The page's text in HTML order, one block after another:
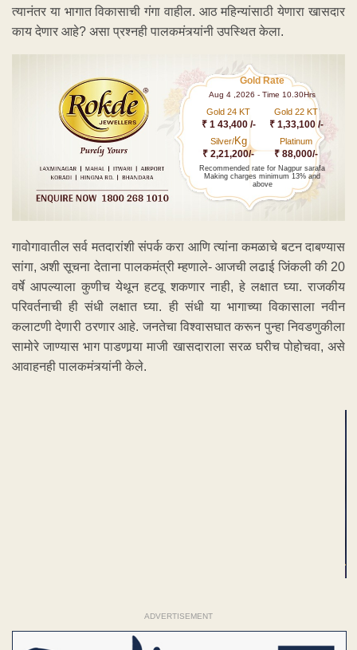
त्यानंतर या भागात विकासाची गंगा वाहील. आठ महिन्यांसाठी येणारा खासदार
काय देणार आहे? असा प्रश्‍नही पालकमंत्र्यांनी उपस्थित केला.
Gold Rate
Aug 4 ,2026 - Time 10.30Hrs
Gold 24 KT
₹ 1 43,400 /-
Gold 22 KT
₹ 1,33,100 /-
Silver/Kg
₹ 2,21,200/-
Platinum
₹ 88,000/-
Recommended rate for Nagpur sarafa
Making charges minimum 13% and
above
गावोगावातील सर्व मतदारांशी संपर्क करा आणि त्यांना कमळाचे बटन दाबण्यास
सांगा, अशी सूचना देताना पालकमंत्री म्हणाले- आजची लढाई जिंकली की 20
वर्षे आपल्याला कुणीच येथून हटवू शकणार नाही, हे लक्षात घ्या. राजकीय
परिवर्तनाची ही संधी लक्षात घ्या. ही संधी या भागाच्या विकासाला नवीन
कलाटणी देणारी ठरणार आहे. जनतेचा विश्‍वासघात करून पुन्हा निवडणुकीला
सामोरे जाण्यास भाग पाडणार्‍या माजी खासदाराला सरळ घरीच पोहोचवा, असे
आवाहनही पालकमंत्र्यांनी केले.
ADVERTISEMENT